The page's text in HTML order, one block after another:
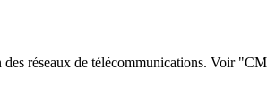
des réseaux de télécommunications. Voir